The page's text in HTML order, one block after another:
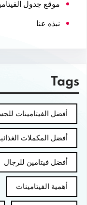
موقع جدول
نبذه عنا
Tags
أفضل الفيتامينات
أفضل المكملات
أفضل فيتامين للرجال
أهمية الفيتامينات